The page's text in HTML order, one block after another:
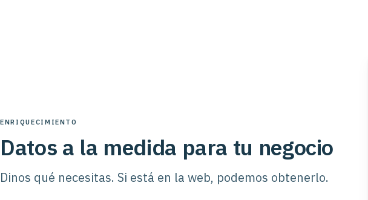
ENRIQUECIMIENTO
Datos a la medida para tu negocio
Dinos qué necesitas. Si está en la web, podemos obtenerlo.